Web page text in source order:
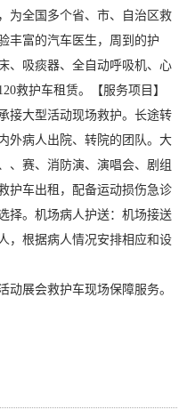
为全国多个省、市、自治区救
丰富的汽车医生，周到的护
、吸痰器、全自动呼吸机、心
救护车租赁。【服务项目】
接大型活动现场救护。长途转
外病人出院、转院的团队。大
、赛、消防演、演唱会、剧组
护车出租，配备运动损伤急诊
择。机场病人护送：机场接送
，根据病人情况安排相应和设
动展会救护车现场保障服务。